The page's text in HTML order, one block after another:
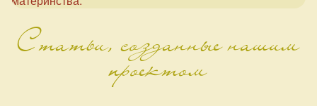
Статьи, созданные нашим
проектом